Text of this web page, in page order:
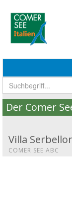
Der Comer
Villa
COMER SEE ABC